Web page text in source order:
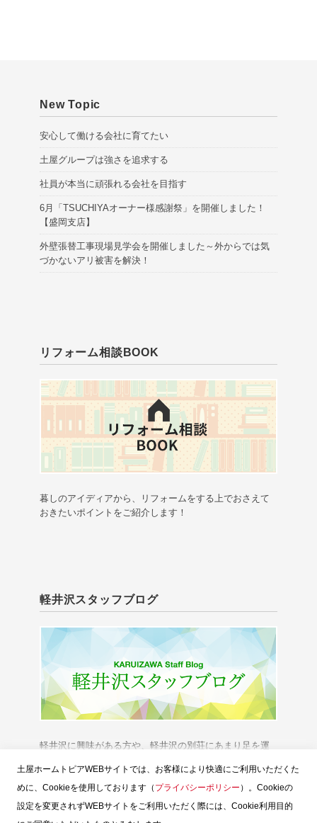
New Topic
安心して働ける会社に育てたい
土屋グループは強さを追求する
社員が本当に頑張れる会社を目指す
6月「TSUCHIYAオーナー様感謝祭」を開催しました！
【盛岡支店】
外壁張替工事現場見学会を開催しました～外からでは気
づかないアリ被害を解決！
リフォーム相談BOOK
暮しのアイディアから、リフォームをする上でおさえて
おきたいポイントをご紹介します！
軽井沢スタッフブログ
軽井沢に興味がある方や、軽井沢の別荘にあまり足を運
土屋ホームトピアWEBサイトでは、お客様により快適にご利用いただくた
めに、Cookieを使用しております（ プライバシーポリシー ）。Cookieの
設定を変更されずWEBサイトをご利用いただく際には、Cookie利用目的